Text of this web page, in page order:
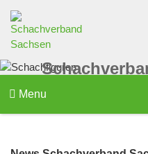
Menu